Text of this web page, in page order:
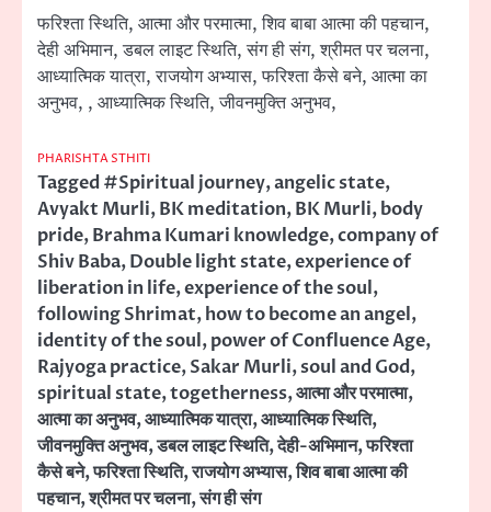
फरिश्ता स्थिति, आत्मा और परमात्मा, शिव बाबा आत्मा की पहचान,
देही अभिमान, डबल लाइट स्थिति, संग ही संग, श्रीमत पर चलना,
आध्यात्मिक यात्रा, राजयोग अभ्यास, फरिश्ता कैसे बने, आत्मा का
अनुभव, , आध्यात्मिक स्थिति, जीवनमुक्ति अनुभव,
PHARISHTA STHITI
Tagged#Spiritual journey,angelic state,
Avyakt Murli,BK meditation,BK Murli,body
pride,Brahma Kumari knowledge,company of
Shiv Baba,Double light state,experience of
liberation in life,experience of the soul,
following Shrimat,how to become an angel,
identity of the soul,power of Confluence Age,
Rajyoga practice,Sakar Murli,soul and God,
spiritual state,togetherness,आत्मा और परमात्मा,
आत्मा का अनुभव,आध्यात्मिक यात्रा,आध्यात्मिक स्थिति,
जीवनमुक्ति अनुभव,डबल लाइट स्थिति,देही-अभिमान,फरिश्ता
कैसे बने,फरिश्ता स्थिति,राजयोग अभ्यास,शिव बाबा आत्मा की
पहचान,श्रीमत पर चलना,संग ही संग